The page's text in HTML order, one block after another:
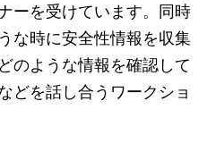
ーを受けています。同時
な時に安全性情報を収集
のような情報を確認して
どを話し合うワークショ